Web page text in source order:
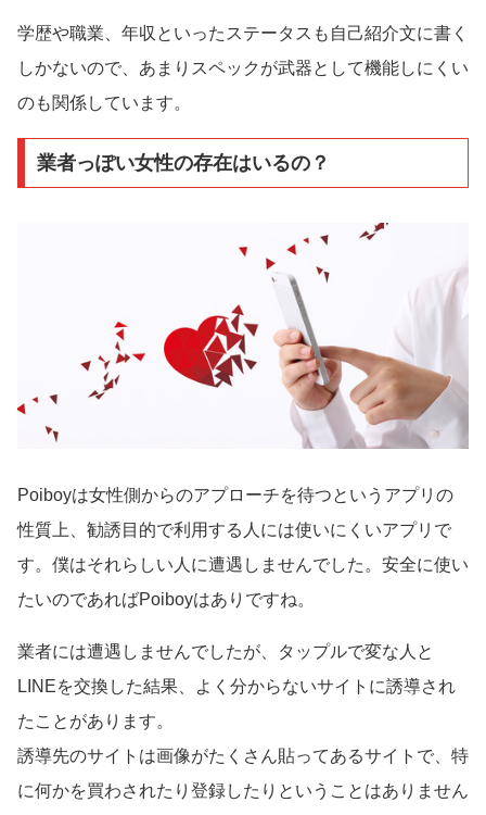
学歴や職業、年収といったステータスも自己紹介文に書く
しかないので、あまりスペックが武器として機能しにくい
のも関係しています。
業者っぽい女性の存在はいるの？
Poiboyは女性側からのアプローチを待つというアプリの
性質上、勧誘目的で利用する人には使いにくいアプリで
す。僕はそれらしい人に遭遇しませんでした。安全に使い
たいのであればPoiboyはありですね。
業者には遭遇しませんでしたが、タップルで変な人と
LINEを交換した結果、よく分からないサイトに誘導され
たことがあります。
誘導先のサイトは画像がたくさん貼ってあるサイトで、特
に何かを買わされたり登録したりということはありません